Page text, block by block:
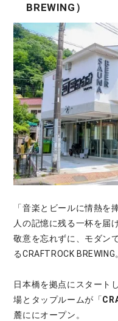
BREWING）
「音楽とビールに情熱を
人の記憶に残る一杯を届
敬意を忘れずに、モダン
るCRAFTROCK BREWING
日本橋を拠点にスタート
場とタップルームが「
麓ににオープン。